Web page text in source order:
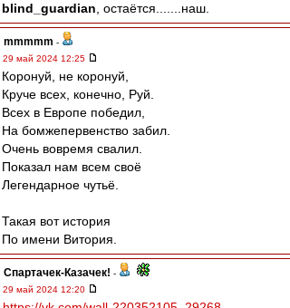
blind_guardian , остаётся.......наш.
mmmmm -
29 май 2024 12:25
Коронуй, не коронуй,
Круче всех, конечно, Руй.
Всех в Европе победил,
На бомжепервенство забил.
Очень вовремя свалил.
Показал нам всем своё
Легендарное чутьё.
Такая вот история
По имени Витория.
Спартачек-Казачек! -
29 май 2024 12:20